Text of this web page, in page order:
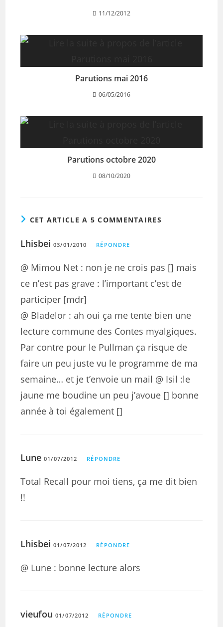
11/12/2012
Parutions mai 2016
06/05/2016
Parutions octobre 2020
08/10/2020
CET ARTICLE A 5 COMMENTAIRES
Lhisbei 03/01/2010 RÉPONDRE
@ Mimou Net : non je ne crois pas [] mais
ce n’est pas grave : l’important c’est de
participer [mdr]
@ Bladelor : ah oui ça me tente bien une
lecture commune des Contes myalgiques.
Par contre pour le Pullman ça risque de
faire un peu juste vu le programme de ma
semaine… et je t’envoie un mail @ Isil :le
jaune me boudine un peu j’avoue [] bonne
année à toi également []
Lune 01/07/2012 RÉPONDRE
Total Recall pour moi tiens, ça me dit bien
!!
Lhisbei 01/07/2012 RÉPONDRE
@ Lune : bonne lecture alors
vieufou 01/07/2012 RÉPONDRE